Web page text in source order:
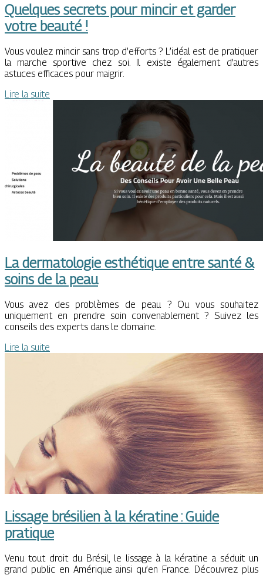
Quelques secrets pour mincir et garder
votre beauté !
Vous voulez mincir sans trop d’efforts ? L’idéal est de pratiquer
la marche sportive chez soi. Il existe également d’autres
astuces efficaces pour maigrir.
Lire la suite
La dermatologie esthétique entre santé &
soins de la peau
Vous avez des problèmes de peau ? Ou vous souhaitez
uniquement en prendre soin convenablement ? Suivez les
conseils des experts dans le domaine.
Lire la suite
Lissage brésilien à la kératine : Guide
pratique
Venu tout droit du Brésil, le lissage à la kératine a séduit un
grand public en Amérique ainsi qu’en France. Découvrez plus